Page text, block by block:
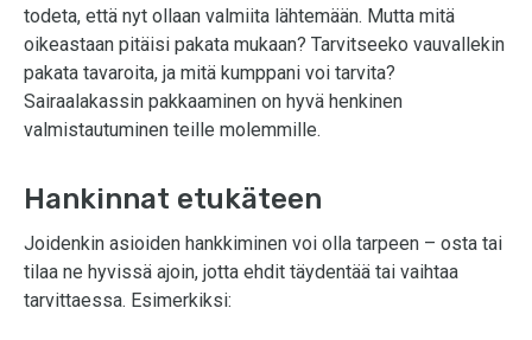
todeta, että nyt ollaan valmiita lähtemään. Mutta mitä
oikeastaan pitäisi pakata mukaan? Tarvitseeko vauvallekin
pakata tavaroita, ja mitä kumppani voi tarvita?
Sairaalakassin pakkaaminen on hyvä henkinen
valmistautuminen teille molemmille.
Hankinnat etukäteen
Joidenkin asioiden hankkiminen voi olla tarpeen – osta tai
tilaa ne hyvissä ajoin, jotta ehdit täydentää tai vaihtaa
tarvittaessa. Esimerkiksi: